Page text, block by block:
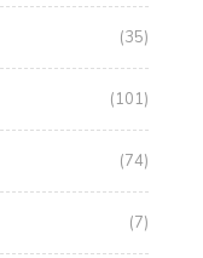
(35)
(101)
(74)
(7)